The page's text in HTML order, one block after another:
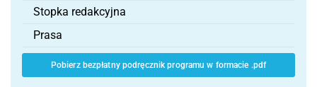
Stopka redakcyjna
Prasa
Pobierz bezpłatny podręcznik programu w formacie .pdf